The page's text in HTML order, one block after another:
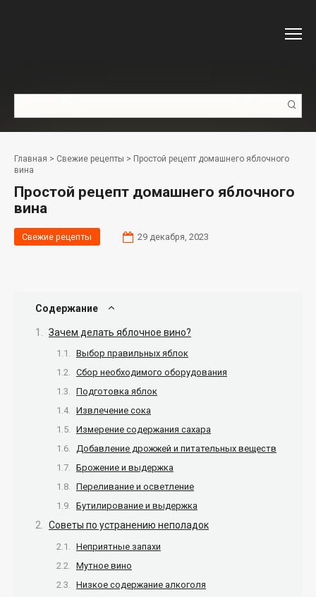
Главная > Свежие рецепты > Простой рецепт домашнего яблочного
вина
Простой рецепт домашнего яблочного
вина
Свежие рецепты 29 декабря, 2023
Содержание
Зачем делать яблочное вино?
Выбор правильных яблок
Сбор необходимого оборудования
Подготовка яблок
Извлечение сока
Измерение содержания сахара
Добавление дрожжей и питательных веществ
Брожение и выдержка
Переливание и осветление
Бутилирование и выдержка
Советы по устранению неполадок
Неприятные запахи
Мутное вино
Низкое содержание алкоголя